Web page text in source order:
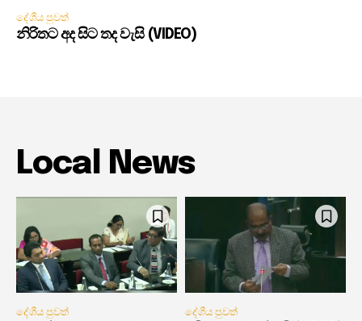
දේශීය පුවත්
නිරිතට අද සිට තද වැසි (VIDEO)
Local News
දේශීය පුවත් දේශීය පුවත්